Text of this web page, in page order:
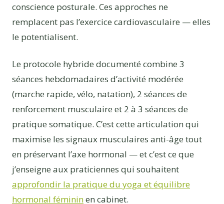
conscience posturale. Ces approches ne
remplacent pas l’exercice cardiovasculaire — elles
le potentialisent.
Le protocole hybride documenté combine 3
séances hebdomadaires d’activité modérée
(marche rapide, vélo, natation), 2 séances de
renforcement musculaire et 2 à 3 séances de
pratique somatique. C’est cette articulation qui
maximise les signaux musculaires anti-âge tout
en préservant l’axe hormonal — et c’est ce que
j’enseigne aux praticiennes qui souhaitent
approfondir la pratique du yoga et équilibre
hormonal fémininen cabinet.